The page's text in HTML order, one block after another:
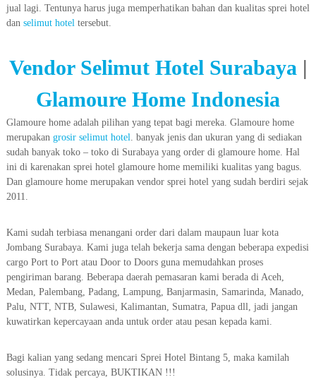
jual lagi. Tentunya harus juga memperhatikan bahan dan kualitas sprei hotel
dan selimut hoteltersebut.
Vendor Selimut Hotel Surabaya |
Glamoure Home Indonesia
Glamoure home adalah pilihan yang tepat bagi mereka. Glamoure home
merupakan grosir selimut hotel. banyak jenis dan ukuran yang di sediakan
sudah banyak toko – toko di Surabaya yang order di glamoure home. Hal
ini di karenakan sprei hotel glamoure home memiliki kualitas yang bagus.
Dan glamoure home merupakan vendor sprei hotel yang sudah berdiri sejak
2011.
Kami sudah terbiasa menangani order dari dalam maupaun luar kota
Jombang Surabaya. Kami juga telah bekerja sama dengan beberapa expedisi
cargo Port to Port atau Door to Doors guna memudahkan proses
pengiriman barang. Beberapa daerah pemasaran kami berada di Aceh,
Medan, Palembang, Padang, Lampung, Banjarmasin, Samarinda, Manado,
Palu, NTT, NTB, Sulawesi, Kalimantan, Sumatra, Papua dll, jadi jangan
kuwatirkan kepercayaan anda untuk order atau pesan kepada kami.
Bagi kalian yang sedang mencari Sprei Hotel Bintang 5, maka kamilah
solusinya. Tidak percaya, BUKTIKAN !!!